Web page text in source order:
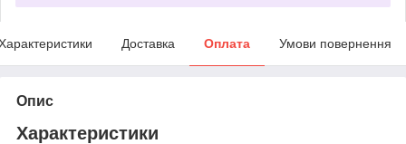
Доставка Оплата Умови повернення
Опис
Характеристики